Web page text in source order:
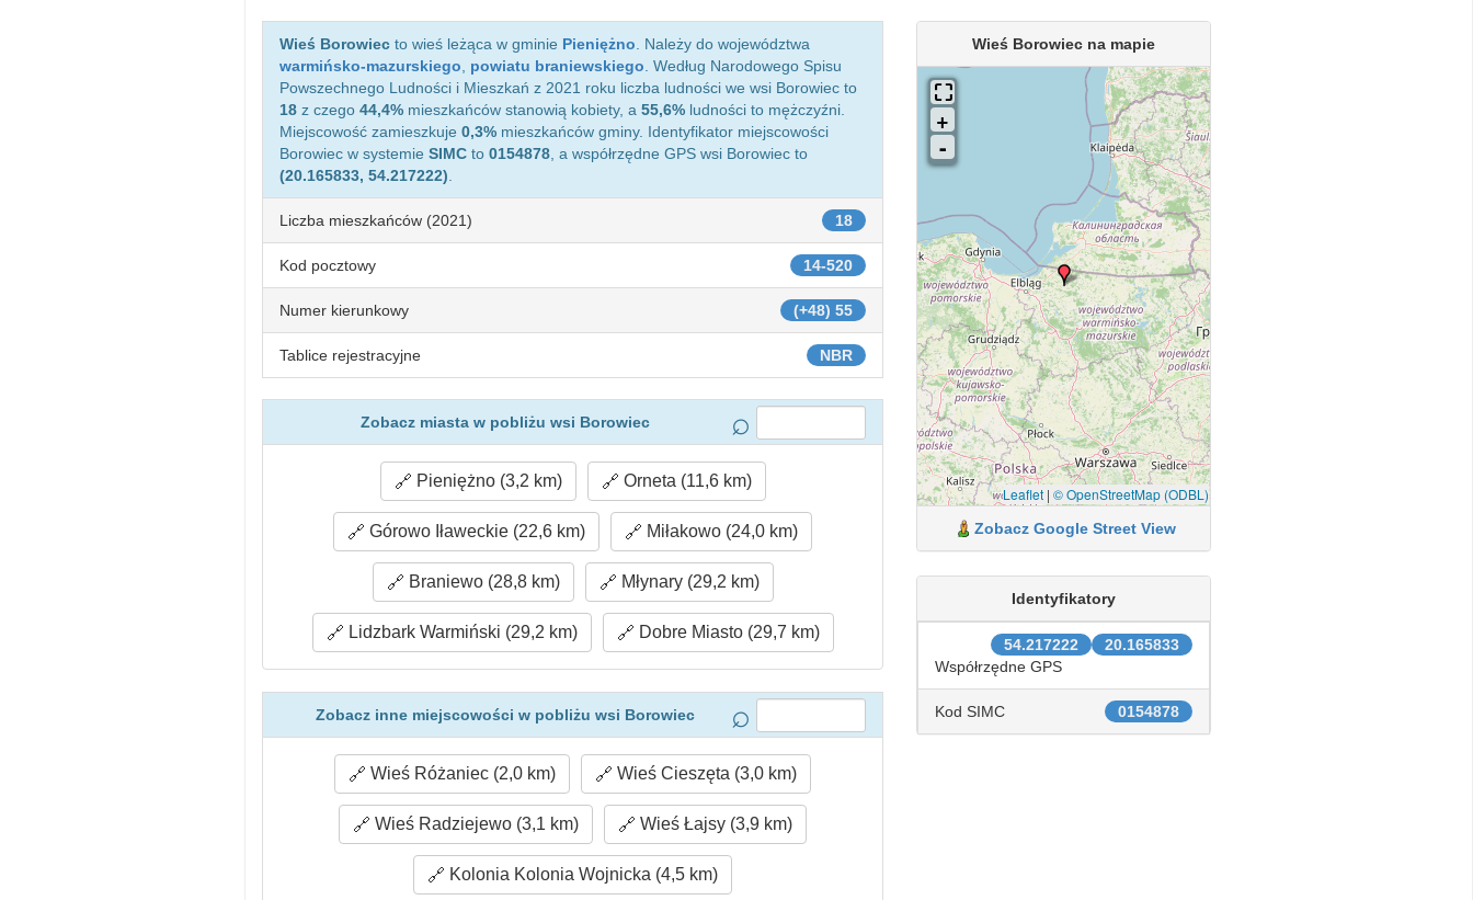
Wieś Borowiec to wieś leżąca w gminie Pieniężno . Należy do województwa
warmińsko-mazurskiego
powiatu braniewskiego . Według Narodowego Spisu
Powszechnego Ludności i Mieszkań z 2021 roku liczba ludności we wsi Borowiec to
18 z czego 44,4% mieszkańców stanowią kobiety, a 55,6% ludności to mężczyźni.
Miejscowość zamieszkuje 0,3% mieszkańców gminy. Identyfikator miejscowości
Borowiec w systemie SIMC to 0154878 , a współrzędne GPS wsi Borowiec to
(20.165833, 54.217222)
18
Liczba mieszkańców (2021)
14-520
Kod pocztowy
(+48) 55
Numer kierunkowy
NBR
Tablice rejestracyjne
Zobacz miasta w pobliżu wsi Borowiec
Pieniężno (3,2 km) Orneta (11,6 km)
Górowo Iławeckie (22,6 km) Miłakowo (24,0 km)
Braniewo (28,8 km) Młynary (29,2 km)
Lidzbark Warmiński (29,2 km) Dobre Miasto (29,7 km)
Zobacz inne miejscowości w pobliżu wsi Borowiec
Wieś Różaniec (2,0 km) Wieś Cieszęta (3,0 km)
Wieś Radziejewo (3,1 km) Wieś Łajsy (3,9 km)
Kolonia Kolonia Wojnicka (4,5 km)
Wieś Borowiec na mapie
Leaflet| © OpenStreetMap (ODBL)
Zobacz Google Street View
Identyfikatory
20.165833
54.217222
Współrzędne GPS
0154878
Kod SIMC